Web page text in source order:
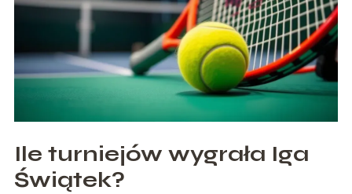
Ile turniejów wygrała Iga
Świątek?